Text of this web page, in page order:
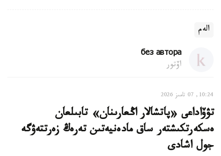
الەم
без автора
اۆتور
10:24, 07 تامىز 2026
تۋۆاداعى «پاتشالار اڭعارىنان» تابىلعان
ەسكەرتكىشتەر ساق مادەنيەتىن تەرەڭ زەرتتەۋگە
جول اشادى